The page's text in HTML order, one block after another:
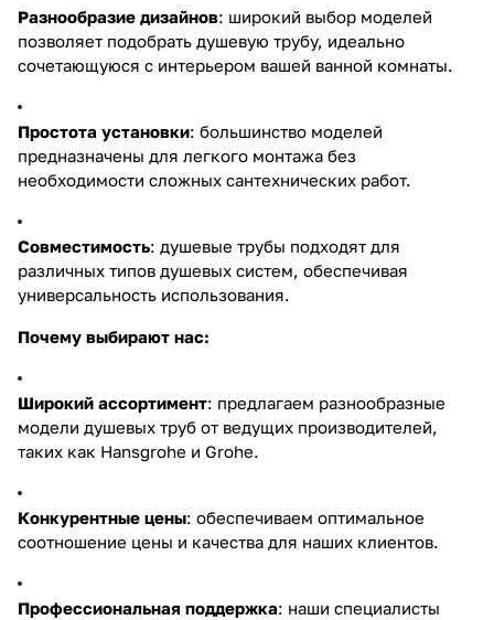
Разнообразие дизайнов: широкий выбор моделей
позволяет подобрать душевую трубу, идеально
сочетающуюся с интерьером вашей ванной комнаты.
Простота установки: большинство моделей
предназначены для легкого монтажа без
необходимости сложных сантехнических работ.
Совместимость: душевые трубы подходят для
различных типов душевых систем, обеспечивая
универсальность использования.
Почему выбирают нас:
Широкий ассортимент: предлагаем разнообразные
модели душевых труб от ведущих производителей,
таких как Hansgrohe и Grohe.
Конкурентные цены: обеспечиваем оптимальное
соотношение цены и качества для наших клиентов.
Профессиональная поддержка: наши специалисты